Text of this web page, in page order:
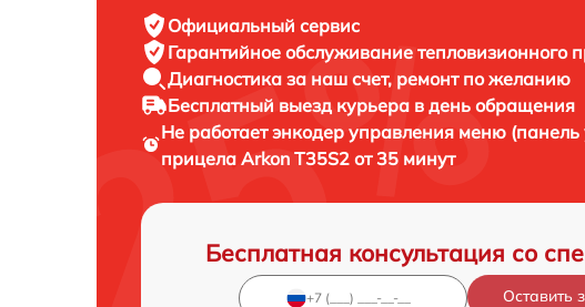
Официальный сервис
Гарантийное обслуживание тепловизионного
Диагностика за наш счет, ремонт по желанию
Бесплатный выезд курьера в день обращения
Не работает энкодер управления меню
прицелаArkon T35S2 от 35 минут
Бесплатная консультация со
Оставить